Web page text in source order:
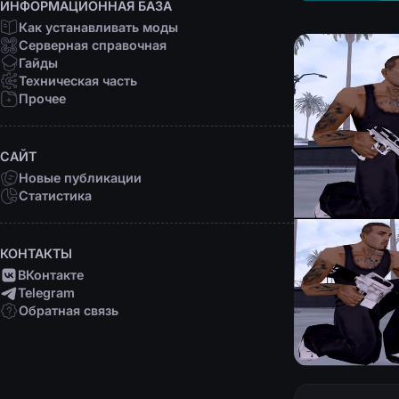
ИНФОРМАЦИОННАЯ БАЗА
Как устанавливать моды
Серверная справочная
Гайды
Техническая часть
Прочее
САЙТ
Новые публикации
Статистика
КОНТАКТЫ
ВКонтакте
Telegram
Обратная связь